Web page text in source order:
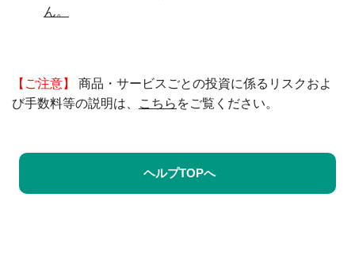
ん。
【ご注意】
商品・サービスごとの投資に係るリスクおよ
び手数料等の説明は、
こちら をご覧ください。
ヘルプTOPへ